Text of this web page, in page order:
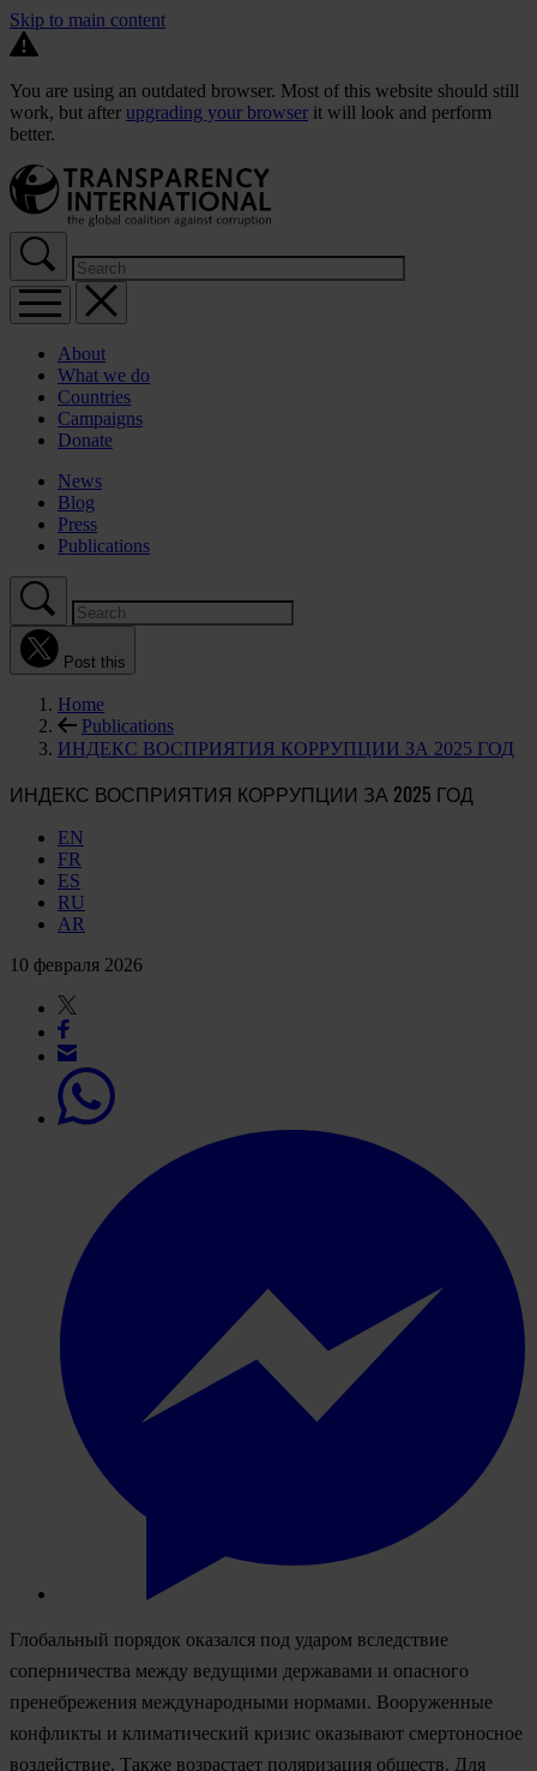
Skip to main content
You are using an outdated browser. Most of this website should still
work, but after upgrading your browser it will look and perform
better.
About
What we do
Countries
Campaigns
Donate
News
Blog
Press
Publications
Post this
Home
Publications
ИНДЕКС ВОСПРИЯТИЯ КОРРУПЦИИ ЗА 2025 ГОД
ИНДЕКС ВОСПРИЯТИЯ КОРРУПЦИИ ЗА 2025 ГОД
EN
FR
ES
RU
AR
10 февраля 2026
Глобальный порядок оказался под ударом вследствие
соперничества между ведущими державами и опасного
пренебрежения международными нормами. Вооруженные
конфликты и климатический кризис оказывают смертоносное
воздействие. Также возрастает поляризация обществ. Для